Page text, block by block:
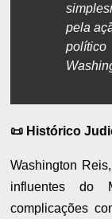
pela
📜 Histórico
Washington
influentes do
complicações